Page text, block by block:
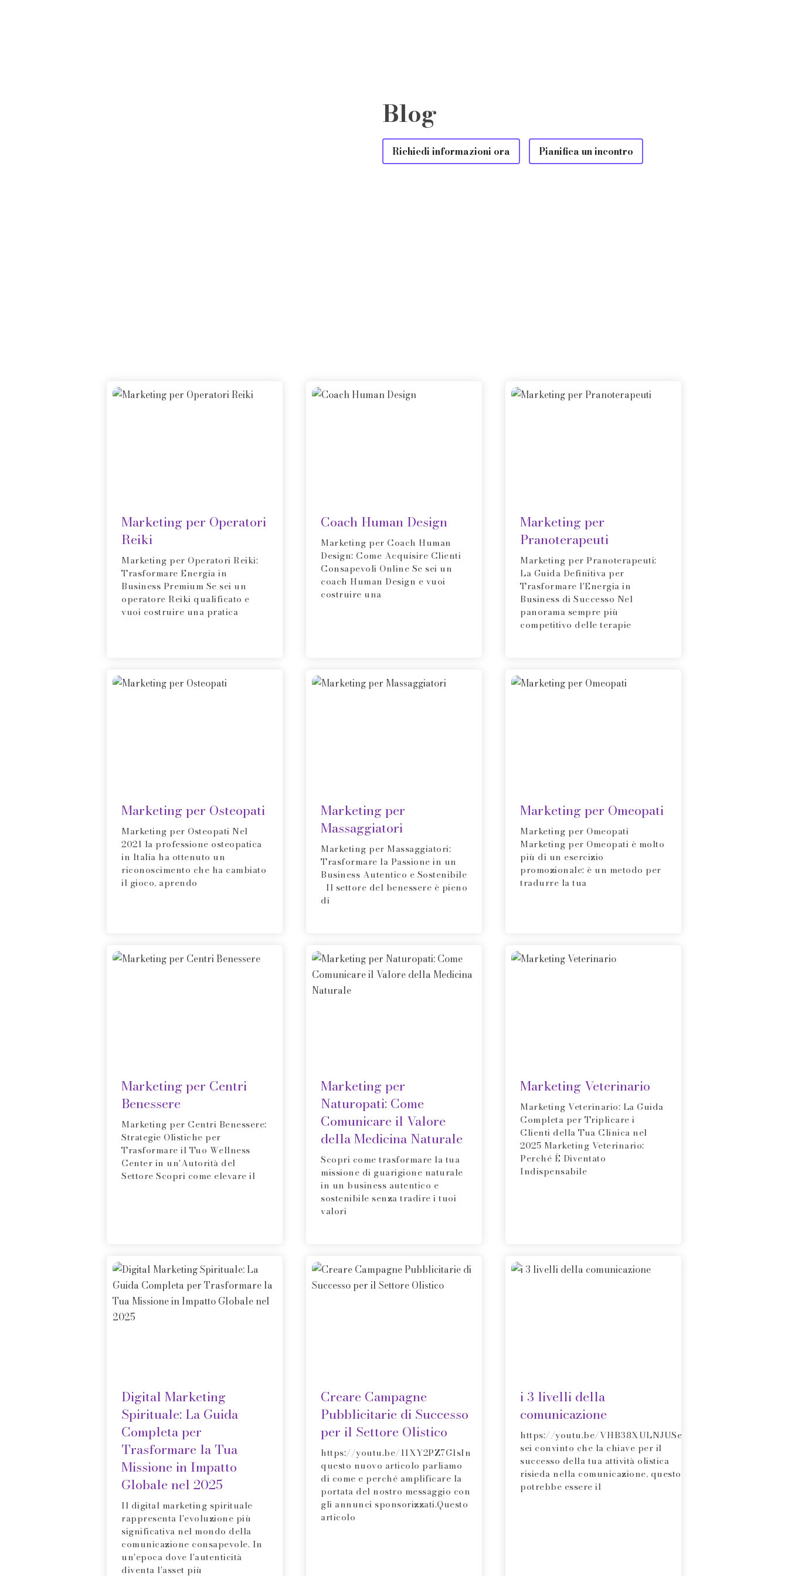
Blog
Richiedi informazioni ora Pianifica un incontro
Marketing per Operatori
Reiki
Marketing per Operatori Reiki:
Trasformare Energia in
Business Premium Se sei un
operatore Reiki qualificato e
vuoi costruire una pratica
Coach Human Design
Marketing per Coach Human
Design: Come Acquisire Clienti
Consapevoli Online Se sei un
coach Human Design e vuoi
costruire una
Marketing per
Pranoterapeuti
Marketing per Pranoterapeuti:
La Guida Definitiva per
Trasformare l'Energia in
Business di Successo Nel
panorama sempre più
competitivo delle terapie
Marketing per Osteopati
Marketing per Osteopati Nel
2021 la professione osteopatica
in Italia ha ottenuto un
riconoscimento che ha cambiato
il gioco, aprendo
Marketing per
Massaggiatori
Marketing per Massaggiatori:
Trasformare la Passione in un
Business Autentico e Sostenibile
Il settore del benessere è pieno
di
Marketing per Omeopati
Marketing per Omeopati
Marketing per Omeopati è molto
più di un esercizio
promozionale: è un metodo per
tradurre la tua
Marketing per Centri
Benessere
Marketing per Centri Benessere:
Strategie Olistiche per
Trasformare il Tuo Wellness
Center in un'Autorità del
Settore Scopri come elevare il
Marketing per
Naturopati: Come
Comunicare il Valore
della Medicina Naturale
Scopri come trasformare la tua
missione di guarigione naturale
in un business autentico e
sostenibile senza tradire i tuoi
valori
Marketing Veterinario
Marketing Veterinario: La Guida
Completa per Triplicare i
Clienti della Tua Clinica nel
2025 Marketing Veterinario:
Perché È Diventato
Indispensabile
Digital Marketing
Spirituale: La Guida
Completa per
Trasformare la Tua
Missione in Impatto
Globale nel 2025
Il digital marketing spirituale
rappresenta l'evoluzione più
significativa nel mondo della
comunicazione consapevole. In
un'epoca dove l'autenticità
diventa l'asset più
Creare Campagne
Pubblicitarie di Successo
per il Settore Olistico
https://youtu.be/11XY2PZ7G1sIn
questo nuovo articolo parliamo
di come e perché amplificare la
portata del nostro messaggio con
gli annunci sponsorizzati.Questo
articolo
i 3 livelli della
comunicazione
https://youtu.be/VHB38XULNJUSe
sei convinto che la chiave per il
successo della tua attività olistica
risieda nella comunicazione, questo
potrebbe essere il